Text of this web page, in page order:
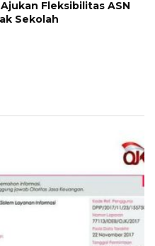
Fleksibilitas ASN
Sekolah